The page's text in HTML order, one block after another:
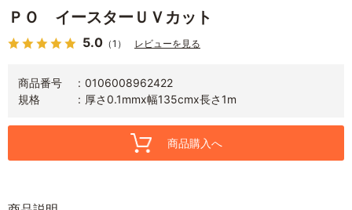
ＰＯ イースターＵＶカット
5.0 （1） レビューを見る
商品番号
0106008962422
規格
厚さ0.1mmx幅135cmx長さ1m
商品購入へ